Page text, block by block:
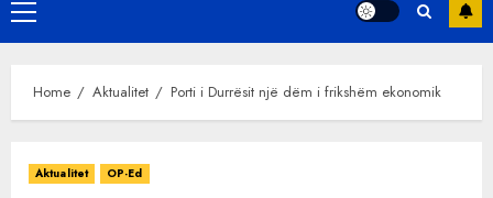
Primary
Menu
Home Aktualitet Porti i Durrësit një dëm i frikshëm ekonomik
Aktualitet OP-Ed